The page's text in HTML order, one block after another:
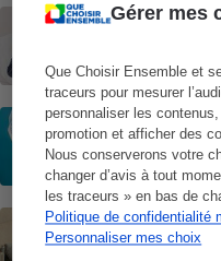
Gérer mes
Que Choisir Ensemble et
traceurs pour mesurer
personnaliser les
promotion et afficher des
Nous conserverons votre
changer d’avis à tout
les traceurs » en bas de
Politique de confidentialité
Personnaliser mes choix
ENQUÊTE
ACTUALITÉ
Covid-19
ne sont
ACTUALITÉ
Grippe,